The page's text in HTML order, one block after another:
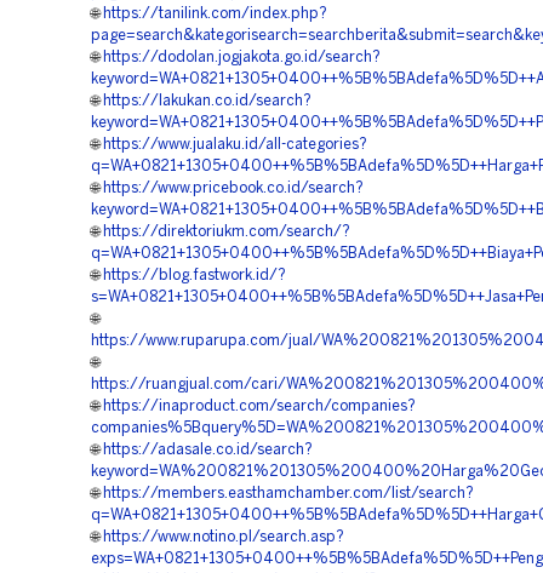
🌐 https://tanilink.com/index.php?
🌐 https://dodolan.jogjakota.go.id/search?
🌐 https://lakukan.co.id/search?
🌐 https://www.jualaku.id/all-categories?
🌐 https://www.pricebook.co.id/search?
🌐 https://direktoriukm.com/search/?
🌐 https://blog.fastwork.id/?
🌐
https://www.ruparupa.com/jual/
🌐
https://ruangjual.com/cari/
🌐 https://inaproduct.com/search/companies?
🌐 https://adasale.co.id/search?
🌐 https://members.easthamchamber.com/list/search?
🌐 https://www.notino.pl/search.asp?